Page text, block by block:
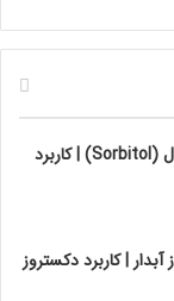
قیمت فروش و خرید سوربیتول (Sorbitol) | کاربرد
| کاربرد دکستروز